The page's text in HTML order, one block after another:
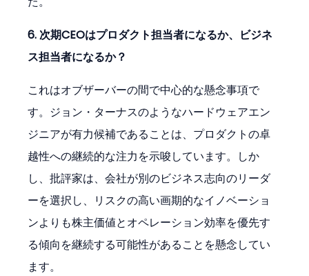
6. 次期CEOはプロダクト担当者になるか、ビジネ
ス担当者になるか？
これはオブザーバーの間で中心的な懸念事項で
す。ジョン・ターナスのようなハードウェアエン
ジニアが有力候補であることは、プロダクトの卓
越性への継続的な注力を示唆しています。しか
し、批評家は、会社が別のビジネス志向のリーダ
ーを選択し、リスクの高い画期的なイノベーショ
ンよりも株主価値とオペレーション効率を優先す
る傾向を継続する可能性があることを懸念してい
ます。